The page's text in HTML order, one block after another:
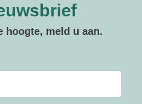
hoogte, meld u aan.